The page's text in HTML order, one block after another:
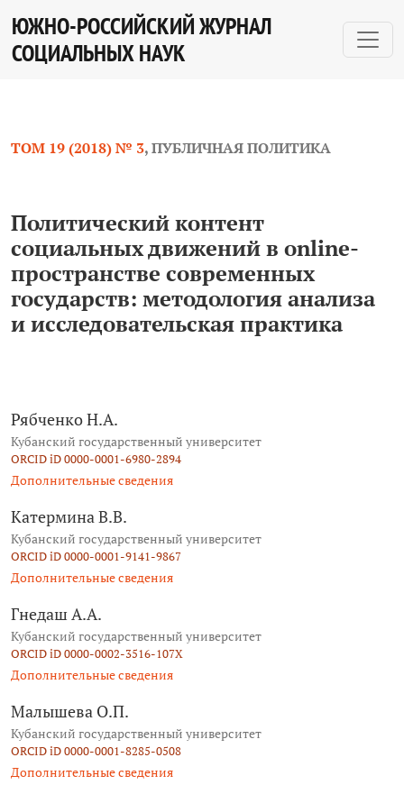
Политический контент социальных движений в
ЮЖНО-РОССИЙСКИЙ ЖУРНАЛ
СОЦИАЛЬНЫХ НАУК
ТОМ 19 (2018) № 3,ПУБЛИЧНАЯ ПОЛИТИКА
Политический контент
социальных движений в online-
пространстве современных
государств: методология анализа
и исследовательская практика
Рябченко Н.А.
Кубанский государственный университет
ORCID iD 0000-0001-6980-2894
Дополнительные сведения
Катермина В.В.
Кубанский государственный университет
ORCID iD 0000-0001-9141-9867
Дополнительные сведения
Гнедаш А.А.
Кубанский государственный университет
ORCID iD 0000-0002-3516-107X
Дополнительные сведения
Малышева О.П.
Кубанский государственный университет
ORCID iD 0000-0001-8285-0508
Дополнительные сведения